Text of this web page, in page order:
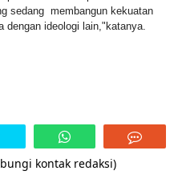
sedang membangun kekuatan
dengan ideologi lain,"katanya.
kontak redaksi)